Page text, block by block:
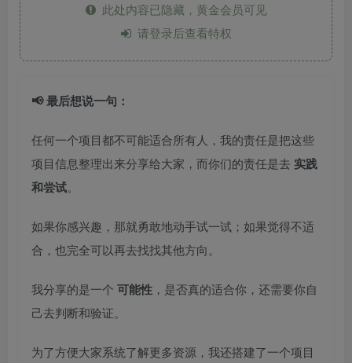
此处内容已隐藏，黄金会员可见
请登录后查看特权
📢 最后想说一句：
任何一个项目都不可能适合所有人，我的责任是把这些
项目信息整理出来分享给大家，而你们的责任是去 实践
和尝试。
如果你感兴趣，那就勇敢地动手试一试；如果觉得不适
合，也完全可以再去找找其他方向。
我分享的是一个 可能性 ，是否真的适合你，还需要你自
己去判断和验证。
为了方便大家系统了解更多资源，我还搭建了一个项目